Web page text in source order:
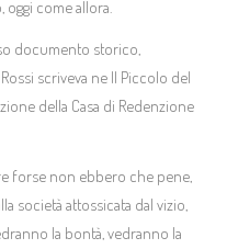
come allora.
documento storico,
scriveva ne Il Piccolo del
della Casa di Redenzione
forse non ebbero che pene,
società attossicata dal vizio,
la bontà, vedranno la